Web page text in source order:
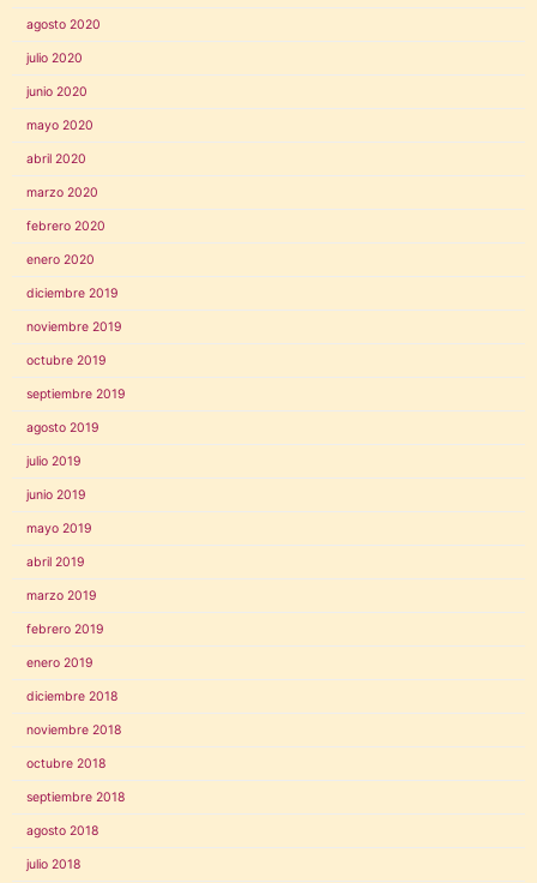
agosto 2020
julio 2020
junio 2020
mayo 2020
abril 2020
marzo 2020
febrero 2020
enero 2020
diciembre 2019
noviembre 2019
octubre 2019
septiembre 2019
agosto 2019
julio 2019
junio 2019
mayo 2019
abril 2019
marzo 2019
febrero 2019
enero 2019
diciembre 2018
noviembre 2018
octubre 2018
septiembre 2018
agosto 2018
julio 2018